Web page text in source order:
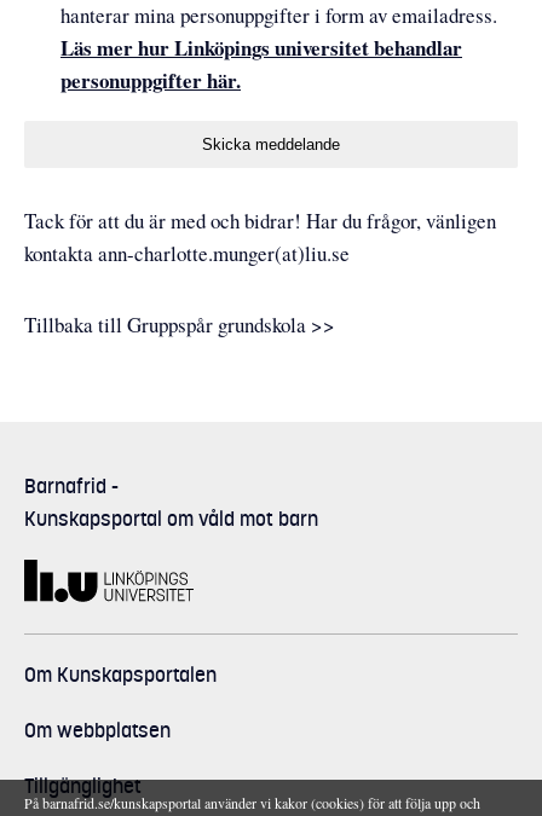
hanterar mina personuppgifter i form av emailadress.
Läs mer hur Linköpings universitet behandlar
personuppgifter här.
Skicka meddelande
Tack för att du är med och bidrar! Har du frågor, vänligen
kontakta ann-charlotte.munger(at)liu.se
Tillbaka till Gruppspår grundskola >>
Barnafrid -
Kunskapsportal om våld mot barn
Om Kunskapsportalen
Om webbplatsen
Tillgänglighet
På barnafrid.se/kunskapsportal använder vi kakor (cookies) för att följa upp och